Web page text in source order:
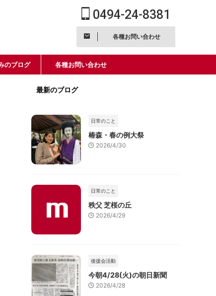
0494-24-8381
各種お問い合わせ
のブログ 各種お問い合わせ
最新のブログ
日常のこと
椿森・春の例大祭
2026/4/30
日常のこと
秩父 芝桜の丘
2026/4/29
後援会活動
今朝4/28(火)の朝日新聞
2026/4/28